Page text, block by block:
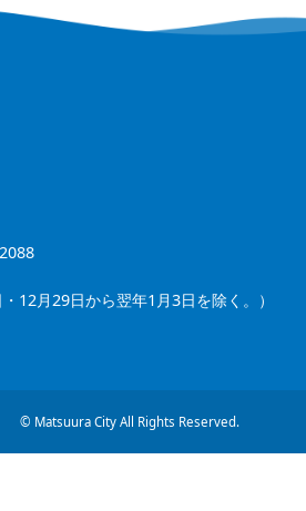
月29日から翌年1月3日を除く。）
© Matsuura City All Rights Reserved.